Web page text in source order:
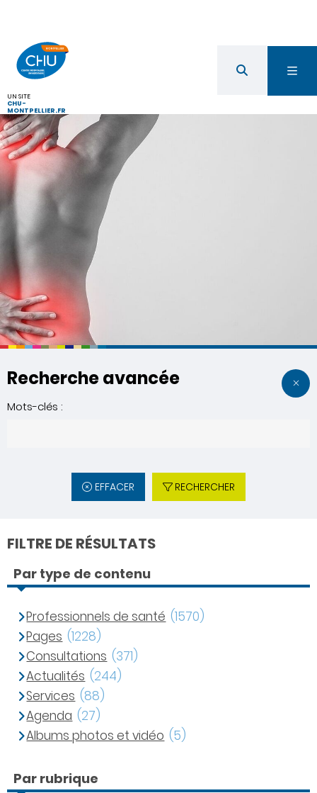
UN SITE
CHU-
MONTPELLIER.FR
Recherche avancée
Mots-clés :
EFFACER RECHERCHER
FILTRE DE RÉSULTATS
Par type de contenu
Professionnels de santé (1570)
Pages (1228)
Consultations (371)
Actualités (244)
Services (88)
Agenda (27)
Albums photos et vidéo (5)
Par rubrique